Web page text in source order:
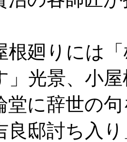
根廻りには
」光景、小
堂に辞世の
良邸討ち入